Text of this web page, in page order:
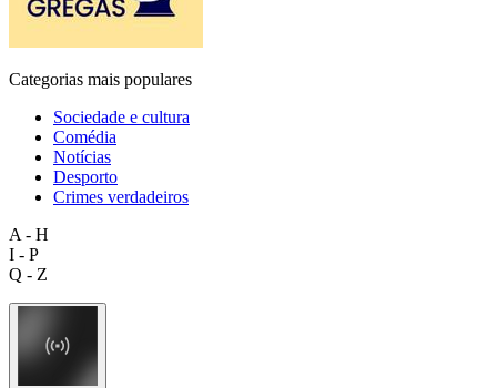
Categorias mais populares
Sociedade e cultura
Comédia
Notícias
Desporto
Crimes verdadeiros
A - H
I - P
Q - Z